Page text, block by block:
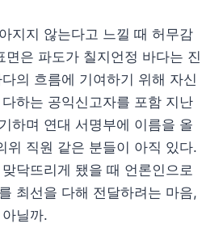
지지 않는다고 느낄 때 허무감
면은 파도가 칠지언정 바다는 진
의 흐름에 기여하기 위해 자신
하는 공익신고자를 포함 지난
하며 연대 서명부에 이름을 올
위 직원 같은 분들이 아직 있다.
닥뜨리게 됐을 때 언론인으로
최선을 다해 전달하려는 마음,
닐까.